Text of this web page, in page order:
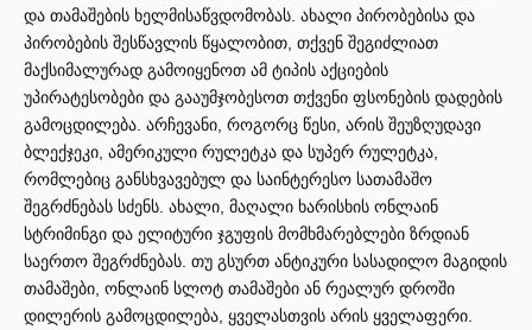
და თამაშების ხელმისაწვდომობას. ახალი პირობებისა და
პირობების შესწავლის წყალობით, თქვენ შეგიძლიათ
მაქსიმალურად გამოიყენოთ ამ ტიპის აქციების
უპირატესობები და გააუმჯობესოთ თქვენი ფსონების დადების
გამოცდილება. არჩევანი, როგორც წესი, არის შეუზღუდავი
ბლექჯეკი, ამერიკული რულეტკა და სუპერ რულეტკა,
რომლებიც განსხვავებულ და საინტერესო სათამაშო
შეგრძნებას სძენს. ახალი, მაღალი ხარისხის ონლაინ
სტრიმინგი და ელიტური ჯგუფის მომხმარებლები ზრდიან
საერთო შეგრძნებას. თუ გსურთ ანტიკური სასადილო მაგიდის
თამაშები, ონლაინ სლოტ თამაშები ან რეალურ დროში
დილერის გამოცდილება, ყველასთვის არის ყველაფერი.